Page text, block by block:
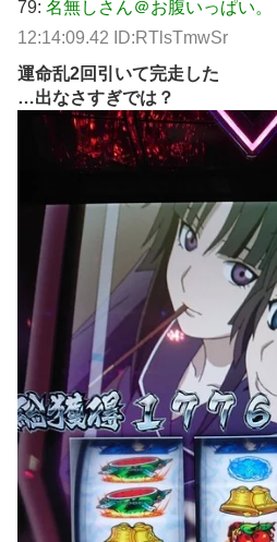
79: 名無しさん＠お腹いっぱい。
12:14:09.42 ID:RTlsTmwSr
運命乱2回引いて完走した
…出なさすぎでは？